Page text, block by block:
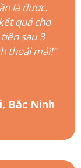
là được.
quả cho
sau 3
thoải mái!"
Bắc Ninh